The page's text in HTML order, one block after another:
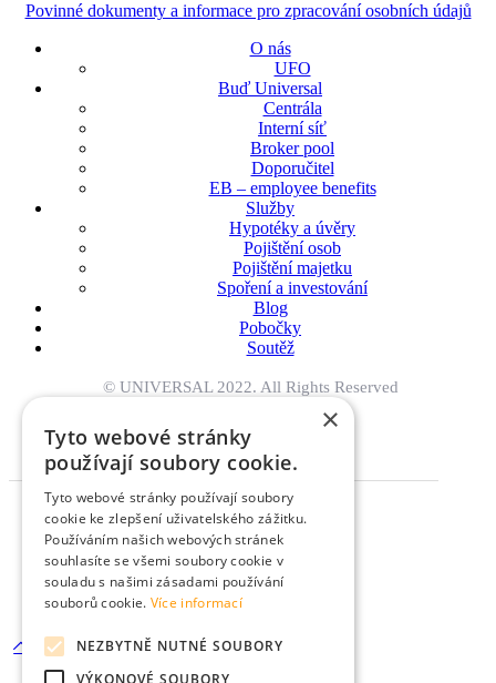
Povinné dokumenty a informace pro zpracování osobních údajů
O nás
UFO
Buď Universal
Centrála
Interní síť
Broker pool
Doporučitel
EB – employee benefits
Služby
Hypotéky a úvěry
Pojištění osob
Pojištění majetku
Spoření a investování
Blog
Pobočky
Soutěž
© UNIVERSAL 2022. All Rights Reserved
Instagram Facebook Linkedin
We always have
timefor yoU
×
Tyto webové stránky
používají soubory cookie.
Tyto webové stránky používají soubory
cookie ke zlepšení uživatelského zážitku.
Používáním našich webových stránek
souhlasíte se všemi soubory cookie v
souladu s našimi zásadami používání
souborů cookie. Více informací
NEZBYTNĚ NUTNÉ SOUBORY
VÝKONOVÉ SOUBORY